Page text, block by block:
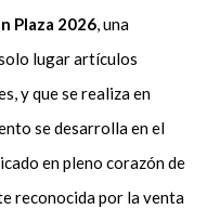
Plaza 2026 , una
lugar artículos
y que se realiza en
se desarrolla en el
en pleno corazón de
reconocida por la venta